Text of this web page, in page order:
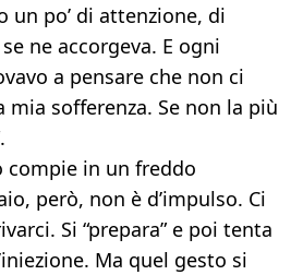
un po’ di attenzione, di
ne accorgeva. E ogni
a pensare che non ci
mia sofferenza. Se non la più
compie in un freddo
però, non è d’impulso. Ci
Si “prepara” e poi tenta
Ma quel gesto si